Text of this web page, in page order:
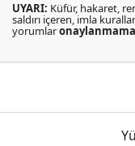
UYARI: Küfür, hakaret,
saldırı içeren, imla
yorumlar